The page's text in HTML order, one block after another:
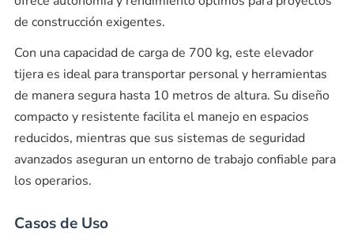
de construcción exigentes.
Con una capacidad de carga de 700 kg, este elevador
tijera es ideal para transportar personal y herramientas
de manera segura hasta 10 metros de altura. Su diseño
compacto y resistente facilita el manejo en espacios
reducidos, mientras que sus sistemas de seguridad
avanzados aseguran un entorno de trabajo confiable para
los operarios.
Casos de Uso